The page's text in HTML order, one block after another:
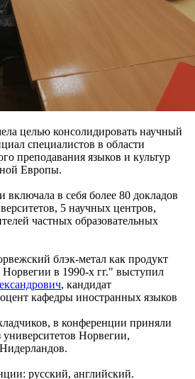
целью консолидировать научный
специалистов в области
преподавания языков и культур
Европы.
в себя более 80 докладов
5 научных центров,
частных образовательных
блэк-метал как продукт
Норвегии в 1990-х гг." выступил
, кандидат
кафедры иностранных языков
в конференции приняли
Норвегии,
русский, английский.